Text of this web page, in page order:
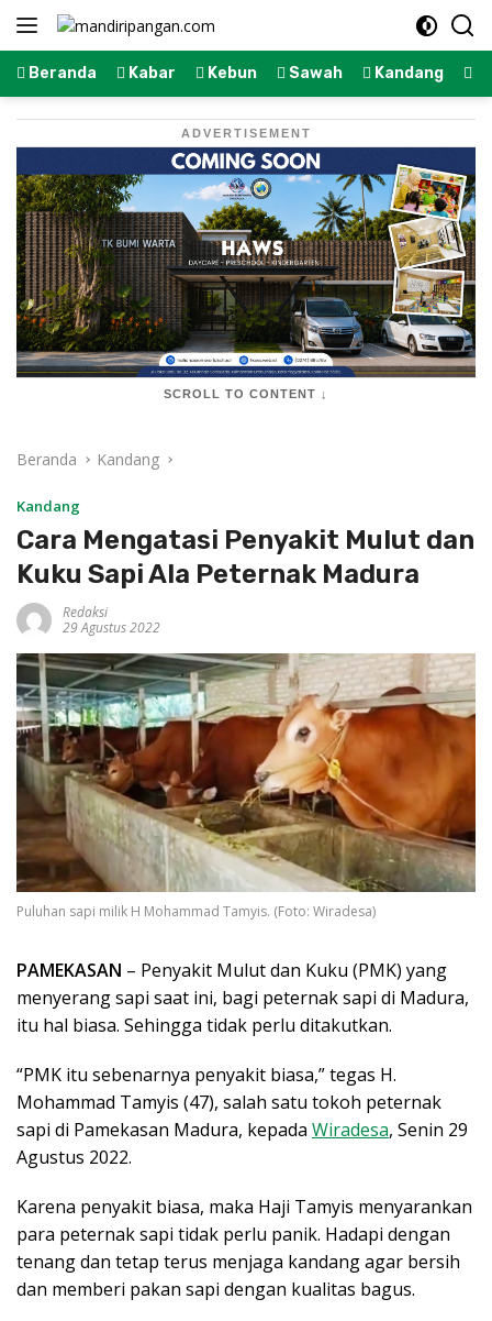
Langsung
Beranda Kabar Kebun Sawah Kandang
ADVERTISEMENT
SCROLL TO CONTENT ↓
Beranda Kandang
Kandang
Cara Mengatasi Penyakit Mulut dan
Kuku Sapi Ala Peternak Madura
Redaksi
29 Agustus 2022
Puluhan sapi milik H Mohammad Tamyis. (Foto: Wiradesa)
PAMEKASAN – Penyakit Mulut dan Kuku (PMK) yang
menyerang sapi saat ini, bagi peternak sapi di Madura,
itu hal biasa. Sehingga tidak perlu ditakutkan.
“PMK itu sebenarnya penyakit biasa,” tegas H.
Mohammad Tamyis (47), salah satu tokoh peternak
sapi di Pamekasan Madura, kepada Wiradesa, Senin 29
Agustus 2022.
Karena penyakit biasa, maka Haji Tamyis menyarankan
para peternak sapi tidak perlu panik. Hadapi dengan
tenang dan tetap terus menjaga kandang agar bersih
dan memberi pakan sapi dengan kualitas bagus.